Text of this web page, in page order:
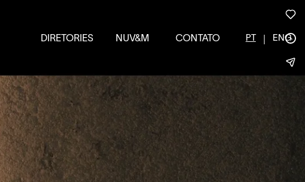
DIRETORIES NUV&M CONTATO PT | ENG